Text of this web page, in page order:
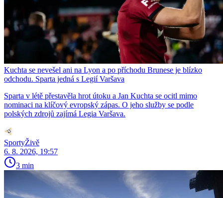
Kuchta se nevešel ani na Lyon a po příchodu Brunese je blízko
odchodu. Sparta jedná s Legií Varšava
Sparta v létě přestavěla hrot útoku a Jan Kuchta se ocitl mimo
nominaci na klíčový evropský zápas. O jeho služby se podle
polských zdrojů zajímá Legia Varšava.
SportyŽivě
6. 8. 2026, 19:57
3 min